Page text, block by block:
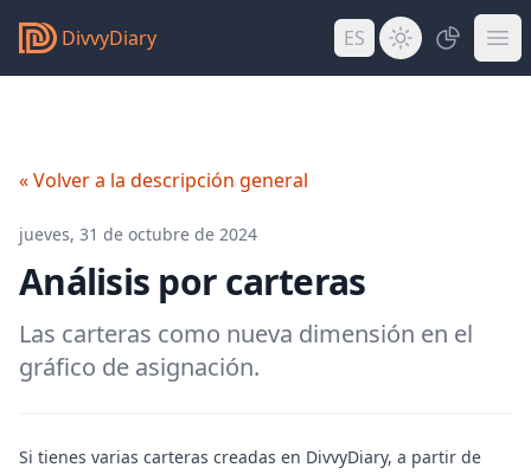
DivvyDiary ES
« Volver a la descripción general
jueves, 31 de octubre de 2024
Análisis por carteras
Las carteras como nueva dimensión en el
gráfico de asignación.
Si tienes varias carteras creadas en DivvyDiary, a partir de